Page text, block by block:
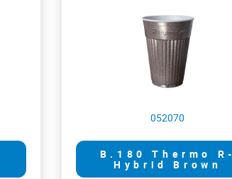
052070
B.180 Thermo R-
Hybrid Brown